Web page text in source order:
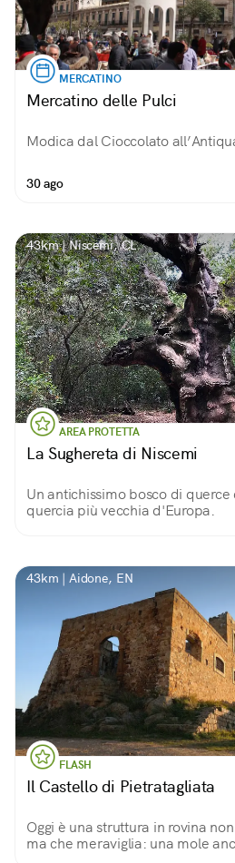
MERCATINO
Mercatino delle Pulci
Modica dal Cioccolato
30 ago
43km | Niscemi, CL
AREA PROTETTA
La Sughereta di Niscemi
Un antichissimo bosco di
quercia più vecchia d'Europa.
43km | Aidone, EN
FLASH
Il Castello di Pietratagliata
Oggi è una struttura in rovina
ma che meraviglia: una mole